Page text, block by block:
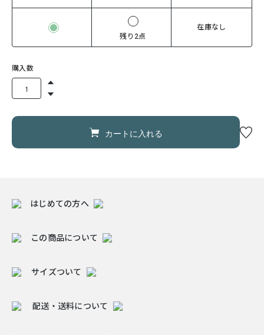
残り2点
在庫なし
購入数
カートに入れる
はじめての方へ
この商品について
サイズついて
配送・送料について